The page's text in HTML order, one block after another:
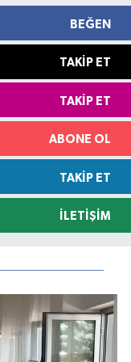
BEĞEN
TAKIP ET
TAKIP ET
ABONE OL
TAKIP ET
İLETIŞIM